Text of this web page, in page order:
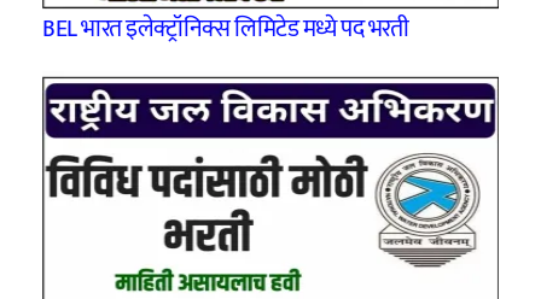
BEL भारत इलेक्ट्रॉनिक्स लिमिटेड मध्ये पद भरती